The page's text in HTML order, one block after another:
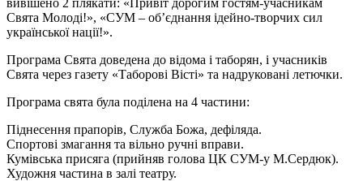
Свята Молоді!», «СУМ – об’єднання ідейно-творчих сил
української нації!».
Програма Свята доведена до відома і таборян, і учасників
Свята через газету «Таборові Вісті» та надруковані летючки.
Програма свята була поділена на 4 частини:
Піднесення прапорів, Служба Божа, дефіляда.
Спортові змагання та вільно ручні вправи.
Кумівська присяга (прийняв голова ЦК СУМ-у М.Сердюк).
Художня частина в залі театру.